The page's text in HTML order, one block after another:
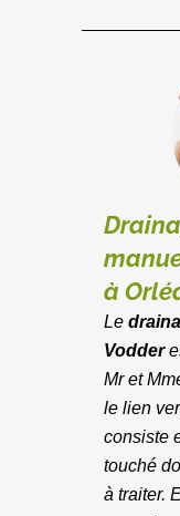
à
Le
Vodder
Mr et
le lien
consiste
touché
à traiter.